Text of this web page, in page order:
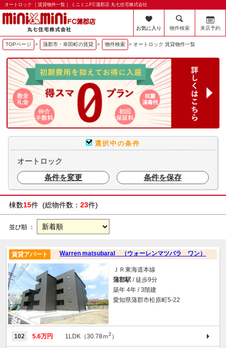
オートロック ｜賃貸物件一覧｜ ミニミニFC蒲郡店 丸七住宅株式会社
お気に入り 物件検索 来店予約
TOPページ > 蒲郡市・幸田町の賃貸 > 物件検索 > オートロック 賃貸物件一覧
選択中の条件
オートロック
条件を変更
条件を保存
棟数15件 (総物件数： 23件)
並び順 ：
Warren matsubaraI （ウォーレンマツバラ ワン）
賃貸アパート
ＪＲ東海道本線
蒲郡駅 / 徒歩9分
築年 4年 / 3階建
愛知県蒲郡市松原町5-22
102 5.6万円 1LDK（30.78ｍ2 ）